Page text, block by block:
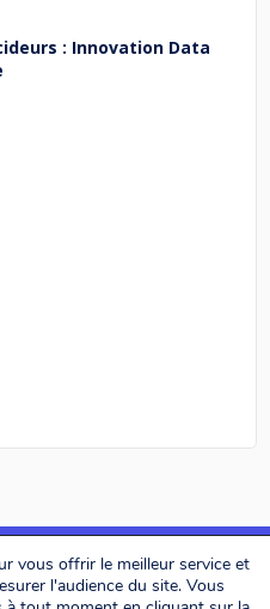
: Innovation Data
vous offrir le meilleur service et
l'audience du site. Vous